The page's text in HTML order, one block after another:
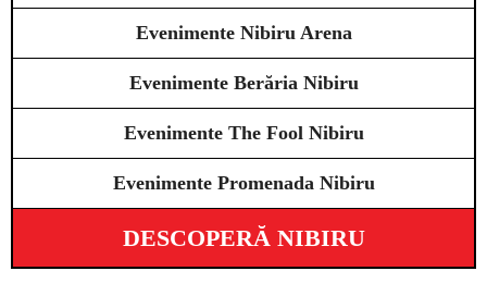
Evenimente Nibiru Arena
Evenimente Berăria Nibiru
Evenimente The Fool Nibiru
Evenimente Promenada Nibiru
DESCOPERĂ NIBIRU